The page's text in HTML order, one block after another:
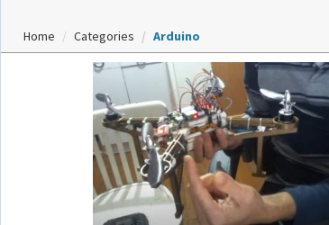
Home Categories Arduino